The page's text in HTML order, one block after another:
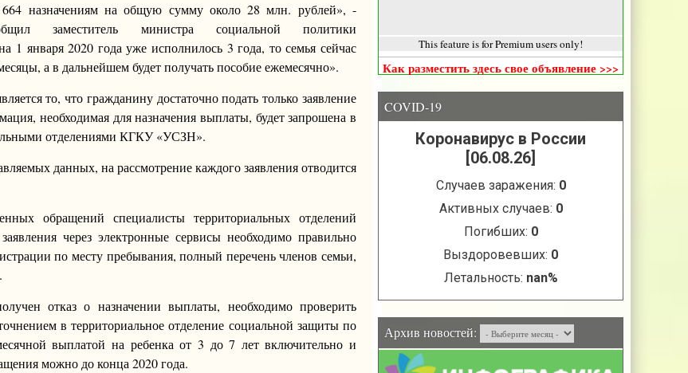
назначениям на общую сумму около 28 млн. рублей», -
заместитель министра социальной политики
1 января 2020 года уже исполнилось 3 года, то семья сейчас
а в дальнейшем будет получать пособие ежемесячно».
то, что гражданину достаточно подать только заявление
необходимая для назначения выплаты, будет запрошена в
отделениями КГКУ «УСЗН».
данных, на рассмотрение каждого заявления отводится
обращений специалисты территориальных отделений
через электронные сервисы необходимо правильно
по месту пребывания, полный перечень членов семьи,
отказ о назначении выплаты, необходимо проверить
в территориальное отделение социальной защиты по
выплатой на ребенка от 3 до 7 лет включительно и
можно до конца 2020 года.
This feature is for Premium users only!
Как разместить здесь свое объявление >>>
COVID-19
Архив новостей: